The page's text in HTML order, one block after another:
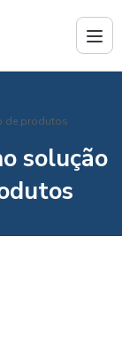
de produtos
solução